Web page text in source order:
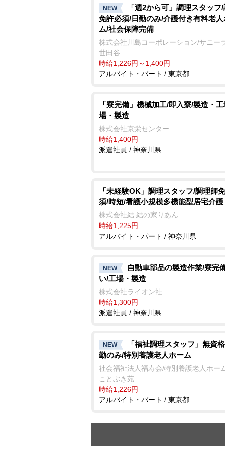
NEW
「週2から可」調理スタッフ
免許必須/日勤のみ/介護付き有料老
ム/社会保障完備
株式会社川島コーポレーション/サニー
世田谷
時給1,226円～1,400円
アルバイト・パート / 東京都
「寮完備」機械加工/即入寮/製造・
場・製造
株式会社京栄センター
時給1,400円
派遣社員 / 神奈川県
「未経験OK」調理スタッフ/調理師
須/時短/看護小規模多機能型居宅介護
株式会社結 結の家りあん
時給1,225円
アルバイト・パート / 神奈川県
NEW
自動車部品の製造作業/寮完
い/工場・製造
株式会社ライオン社
時給1,300円
派遣社員 / 神奈川県
NEW
「福祉調理スタッフ」無資
勤のみ/特別養護老人ホーム
社会福祉法人福寿会/特別養護老人ホー
ことぶき苑
時給1,226円
アルバイト・パート / 東京都